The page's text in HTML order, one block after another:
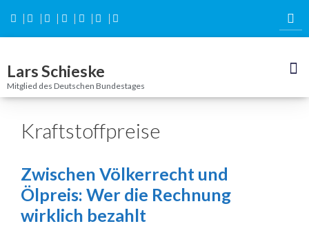
springen
Lars Schieske
Mitglied des Deutschen Bundestages
Kraftstoffpreise
Zwischen Völkerrecht und
Ölpreis: Wer die Rechnung
wirklich bezahlt